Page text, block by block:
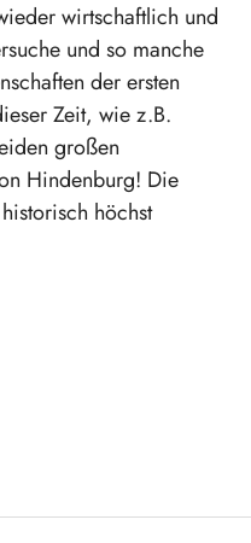
wirtschaftlich und
und so manche
der ersten
Zeit, wie z.B.
großen
Hindenburg! Die
höchst